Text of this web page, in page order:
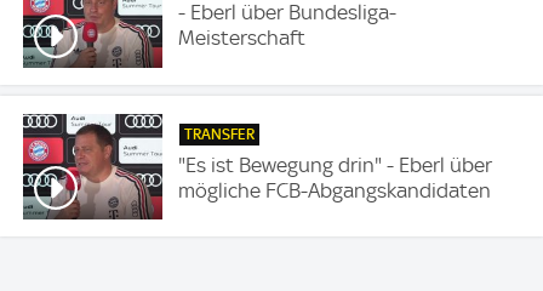
- Eberl über Bundesliga-
Meisterschaft
TRANSFER
"Es ist Bewegung drin" - Eberl über
mögliche FCB-Abgangskandidaten